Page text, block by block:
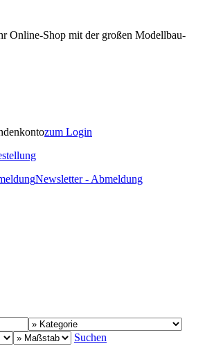
Online-Shop mit der großen Modellbau-
zum Login
Newsletter - Abmeldung
Suchen